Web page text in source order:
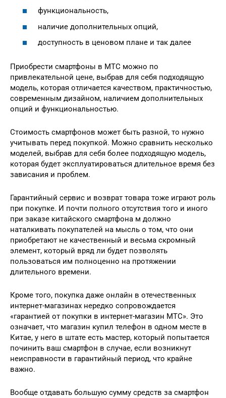
функциональность,
наличие дополнительных опций,
доступность в ценовом плане и так далее
Приобрести смартфоны в МТС можно по
привлекательной цене, выбрав для себя подходящую
модель, которая отличается качеством, практичностью,
современным дизайном, наличием дополнительных
опций и функциональностью.
Стоимость смартфонов может быть разной, то нужно
учитывать перед покупкой. Можно сравнить несколько
моделей, выбрав для себя более подходящую модель,
которая будет эксплуатироваться длительное время без
зависания и проблем.
Гарантийный сервис и возврат товара тоже играют роль
при покупке. И почти полного отсутствия того и иного
при заказе китайского смартфона м должно
наталкивать покупателей на мысль о том, что они
приобретают не качественный и весьма скромный
элемент, который вряд ли будет позволять
пользоваться им полноценно на протяжении
длительного времени.
Кроме того, покупка даже онлайн в отечественных
интернет-магазинах нередко сопровождается
«гарантией от покупки в интернет-магазин МТС». Это
означает, что магазин купил телефон в одном месте в
Китае, у него в штате есть мастер, который попытается
починить ваш смартфон в случае, если возникнут
неисправности в гарантийный период, что крайне
важно.
Вообще отдавать большую сумму средств за смартфон